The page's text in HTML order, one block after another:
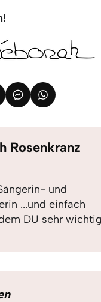
Rosenkranz
und
...und einfach
DU sehr